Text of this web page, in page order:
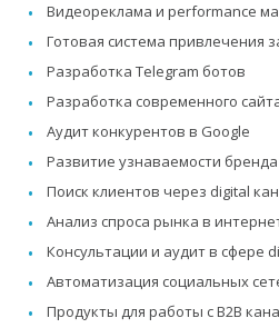
Видеореклама и performance
Готовая система привлечения
Разработка Telegram ботов
Разработка современного
Аудит конкурентов в Google
Развитие узнаваемости бренда
Поиск клиентов через digital
Анализ спроса рынка в
Консультации и аудит в сфере
Автоматизация социальных
Продукты для работы с B2B